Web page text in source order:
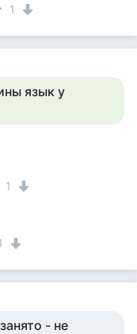
1
язык у
1
- не